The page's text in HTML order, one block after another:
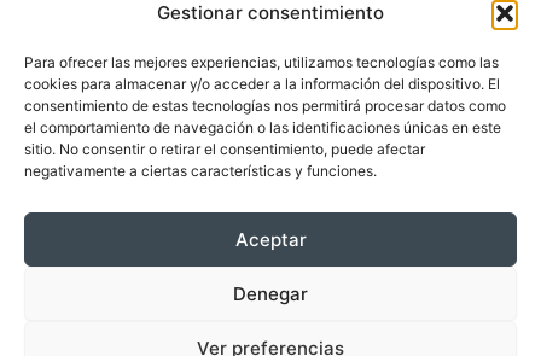
Gestionar consentimiento
Para ofrecer las mejores experiencias, utilizamos tecnologías como las
cookies para almacenar y/o acceder a la información del dispositivo. El
consentimiento de estas tecnologías nos permitirá procesar datos como
el comportamiento de navegación o las identificaciones únicas en este
sitio. No consentir o retirar el consentimiento, puede afectar
negativamente a ciertas características y funciones.
Aceptar
Denegar
Ver preferencias
Local 8 C.C. Aquamall, Costa Adeje, Av. de Moscú, 38,
Aviso Legal
Política de Privacidad
Post